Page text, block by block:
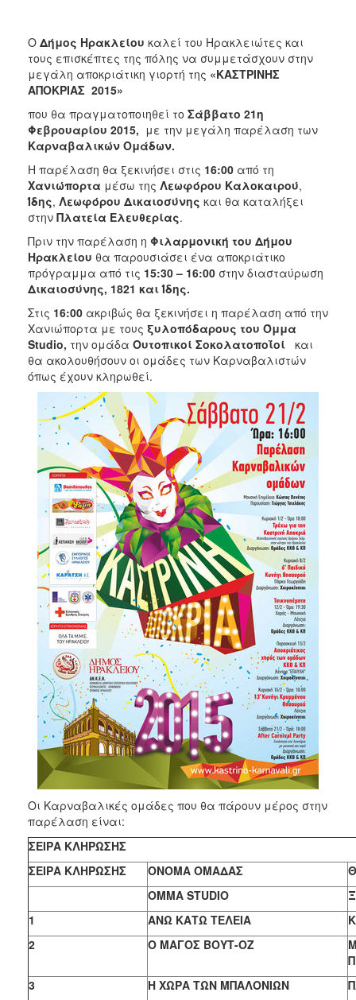
2011
2010
2006
ΤΟΠΟΣ
ΠΟΛΙΤΙΣΜΟΣ
ΑΝΘΕΚΤΙΚΗ
ΠΟΛΗ
Ο Δήμος Ηρακλείου καλεί του Ηρακλειώτες και
τους επισκέπτες της πόλης να συμμετάσχουν στην
μεγάλη αποκριάτικη γιορτή της «ΚΑΣΤΡΙΝHΣ
ΑΠΟΚΡΙΑΣ 2015»
που θα πραγματοποιηθεί το Σάββατο 21η
Φεβρουαρίου 2015, με την μεγάλη παρέλαση των
Καρναβαλικών Ομάδων.
Η παρέλαση θα ξεκινήσει στις 16:00 από τη
Χανιώπορτα μέσω της Λεωφόρου Καλοκαιρού,
Ίδης, Λεωφόρου Δικαιοσύνης και θα καταλήξει
στην Πλατεία Ελευθερίας.
Πριν την παρέλαση η Φιλαρμονική του Δήμου
Ηρακλείου θα παρουσιάσει ένα αποκριάτικο
πρόγραμμα από τις 15:30 – 16:00 στην διασταύρωση
Δικαιοσύνης, 1821 και Ίδης.
Στις 16:00 ακριβώς θα ξεκινήσει η παρέλαση από την
Χανιώπορτα με τους ξυλοπόδαρους του Όμμα
Studio, την ομάδα Ουτοπικοί Σοκολατοποΐοί και
θα ακολουθήσουν οι ομάδες των Καρναβαλιστών
όπως έχουν κληρωθεί.
Οι Καρναβαλικές ομάδες που θα πάρουν μέρος στην
παρέλαση είναι:
ΣΕΙΡΑ ΚΛΗΡΩΣΗΣ
ΣΕΙΡΑ ΚΛΗΡΩΣΗΣ
ΟΝΟΜΑ ΟΜΑΔΑΣ
ΟΜΜΑ STUDIO
1
ΑΝΩ ΚΑΤΩ ΤΕΛΕΙΑ
2
Ο ΜΑΓΟΣ ΒΟΥΤ-ΟZ
3
Η ΧΩΡΑ ΤΩΝ ΜΠΑΛΟΝΙΩΝ